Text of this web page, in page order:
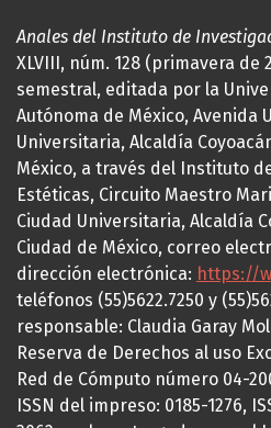
Anales del Instituto de
XLVIII, núm. 128 (primavera de
semestral, editada por la
Autónoma de México, Avenida
Universitaria, Alcaldía
México, a través del Instituto
Estéticas, Circuito Maestro
Ciudad Universitaria, Alcaldía
Ciudad de México, correo
dirección electrónica: https://
teléfonos (55)5622.7250 y
responsable: Claudia Garay
Reserva de Derechos al uso
Red de Cómputo número 04-
ISSN del impreso: 0185-1276,